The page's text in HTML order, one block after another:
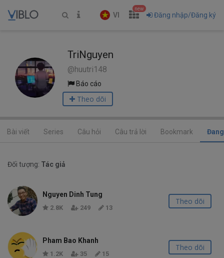
VI
new
Đăng nhập/Đăng ký
TriNguyen
@huutri148
Báo cáo
Theo dõi
Bài viết Series Câu hỏi Câu trả lời Bookmark
Đối tượng: Tác giả
Nguyen Dinh Tung
2.8K 249 13
Theo dõi
Pham Bao Khanh
1.2K 35 15
Theo dõi